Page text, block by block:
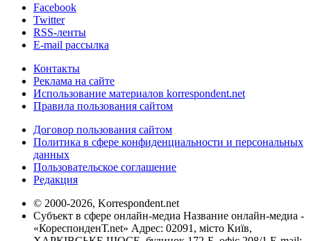
Facebook
Twitter
RSS-ленты
E-mail рассылка
Контакты
Реклама на сайте
Использование материалов korrespondent.net
Правила пользования сайтом
Договор пользования сайтом
Политика в сфере конфиденциальности и персональных
данных
Пользовательское соглашение
Редакция
© 2000-2026, Korrespondent.net
Субъект в сфере онлайн-медиа Название онлайн-медиа -
«КореспонденТ.net» Адрес: 02091, місто Київ,